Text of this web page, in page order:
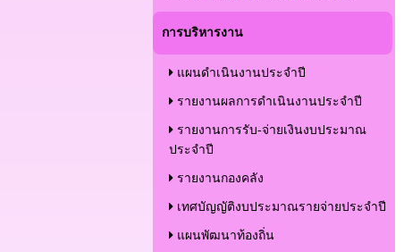
การบริหารงาน
แผนดำเนินงานประจำปี
รายงานผลการดำเนินงานประจำปี
รายงานการรับ-จ่ายเงินงบประมาณ
ประจำปี
รายงานกองคลัง
เทศบัญญัติงบประมาณรายจ่ายประจำปี
แผนพัฒนาท้องถิ่น